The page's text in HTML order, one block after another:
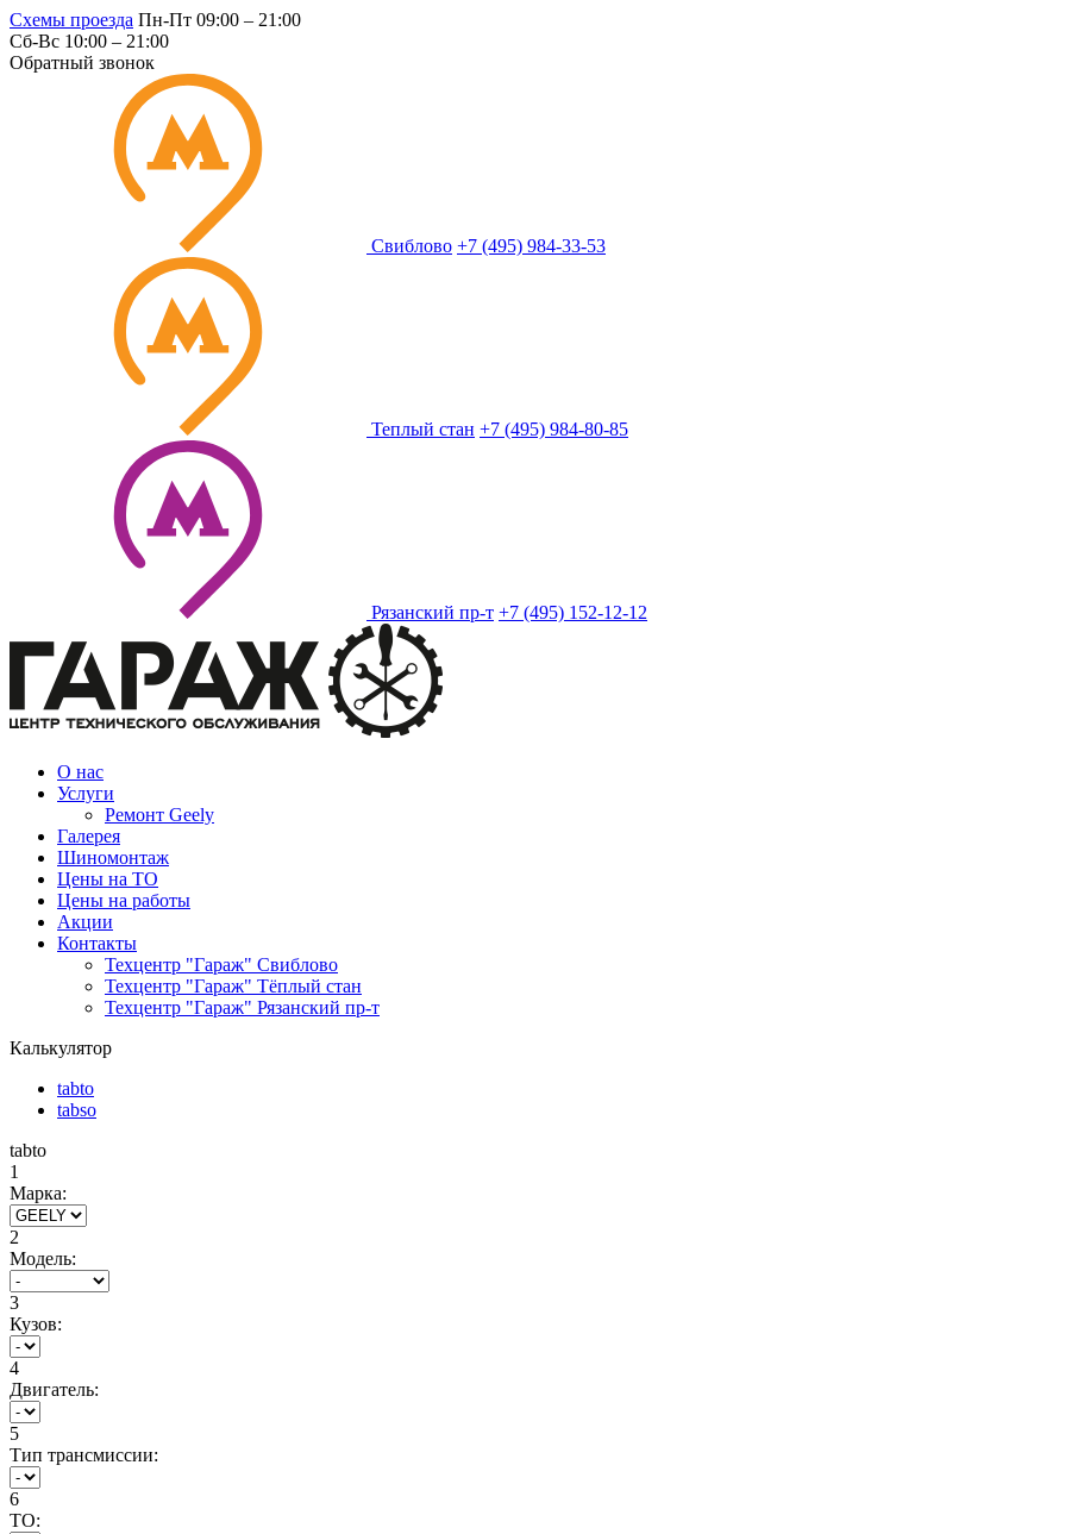
Схемы проезда Пн-Пт 09:00 – 21:00
Сб-Вс 10:00 – 21:00
Обратный звонок
Свиблово +7 (495) 984-33-53
Теплый стан +7 (495) 984-80-85
Рязанский пр-т +7 (495) 152-12-12
О нас
Услуги
Ремонт Geely
Галерея
Шиномонтаж
Цены на ТО
Цены на работы
Акции
Контакты
Техцентр "Гараж" Свиблово
Техцентр "Гараж" Тёплый стан
Техцентр "Гараж" Рязанский пр-т
Калькулятор
tabto
tabso
tabto
1
Марка:
2
Модель:
3
Кузов:
4
Двигатель:
5
Тип трансмиссии:
6
ТО: